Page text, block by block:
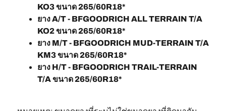
KO3 ขนาด 265/60R18*
ยาง A/T - BFGOODRICH ALL TERRAIN T/A
KO2 ขนาด 265/60R18*
ยาง M/T - BFGOODRICH MUD-TERRAIN T/A
KM3 ขนาด 265/60R18*
ยาง H/T - BFGOODRICH TRAIL-TERRAIN
T/A ขนาด 265/60R18*